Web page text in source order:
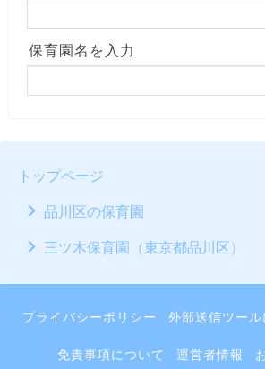
保育園名を入力
トップページ
品川区の保育園
三ツ木保育園（東京都品川区）
プライバシーポリシー 外部送信ツー
免責事項について 運営者情報